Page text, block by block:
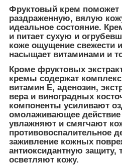
Фруктовый крем поможет
раздраженную, вялую
идеальное состояние.
и питает сухую и
коже ощущение свежести
насыщает витаминами и
Кроме фруктовых
кремы содержат
витамин E, аденозин,
вера и виноградных
компоненты усиливают
омолаживающее действие
увлажняют и смягчают
противовоспалительное
заживление кожных
антиоксидантную защиту,
осветляют кожу.